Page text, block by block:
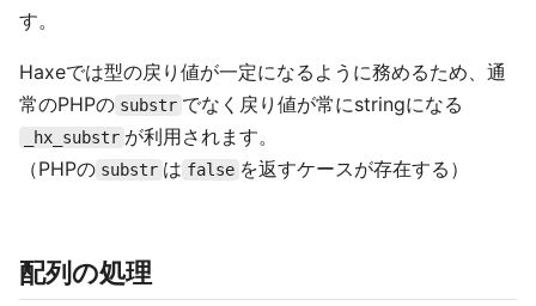
す。
Haxeでは型の戻り値が一定になるように務めるため、通
常のPHPの substr でなく戻り値が常にstringになる
_hx_substr が利用されます。
（PHPの substr は false を返すケースが存在する）
配列の処理